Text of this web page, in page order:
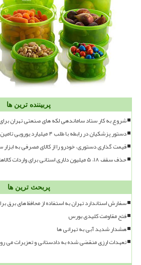
پربیننده ترین ها
شروع به کار ستاد ساماندهی لکه های صنعتی تهران برای
دستور پزشکیان در رابطه با طلب ۴ میلیارد یورویی تامین کنندگان کالاهای اساسی
قیمت گذاری دستوری، خودرو را از کالای مصرفی به
حذف سقف ۱۸، ۵ میلیون دلاری استانی برای واردات کالاهای اساسی از مرزها
پربحث ترین ها
سفارش استاندارد تهران به استفاده از محافظ های برق
فتح مقاومت کلیدی بورس
هشدار شدید آبی به تهرانی ها
تعهدات ارزی منقضی شده به دادستانی و تعزیرات می